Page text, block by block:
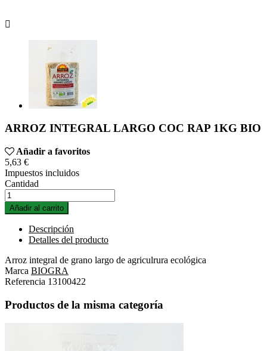

ARROZ INTEGRAL LARGO COC RAP 1KG BIO
Añadir a favoritos
5,63 €
Impuestos incluidos
Cantidad
Añadir al carrito
Descripción
Detalles del producto
Arroz integral de grano largo de agriculrura ecológica
Marca BIOGRA
Referencia 13100422
Productos de la misma categoría